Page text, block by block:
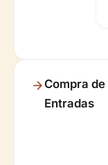
Compra de
Entradas